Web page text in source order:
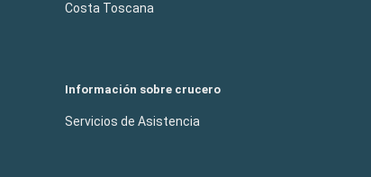
Costa Toscana
Información sobre crucero
Servicios de Asistencia